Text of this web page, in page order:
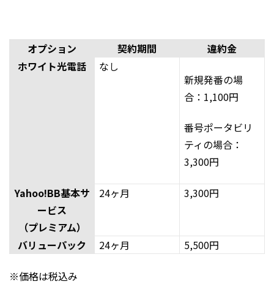
オプション 契約期間
違約金
ホワイト光電話
なし
新規発番の場
合：1,100円
番号ポータビリ
ティの場合：
3,300円
Yahoo!BB基本サ
ービス
（プレミアム）
24ヶ月 3,300円
バリューパック 24ヶ月 5,500円
※価格は税込み